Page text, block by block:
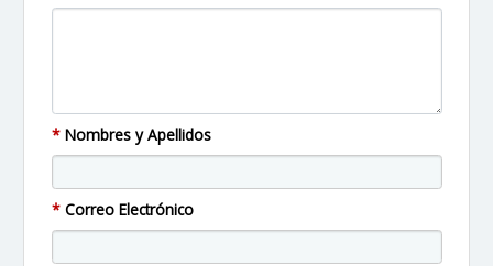
*Nombres y Apellidos
*Correo Electrónico